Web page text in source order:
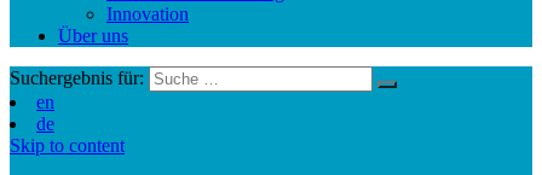
Innovation
Über uns
Suchergebnis für:
en
de
Skip to content